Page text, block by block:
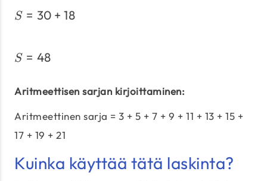
S = 30 + 18
S = 48
Aritmeettisen sarjan kirjoittaminen:
Aritmeettinen sarja = 3 + 5 + 7 + 9 + 11 + 13 + 15 +
17 + 19 + 21
Kuinka käyttää tätä laskinta?